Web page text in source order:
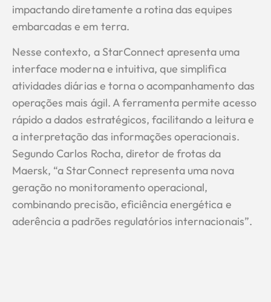
impactando diretamente a rotina das equipes
embarcadas e em terra.
Nesse contexto, a StarConnect apresenta uma
interface moderna e intuitiva, que simplifica
atividades diárias e torna o acompanhamento das
operações mais ágil. A ferramenta permite acesso
rápido a dados estratégicos, facilitando a leitura e
a interpretação das informações operacionais.
Segundo Carlos Rocha, diretor de frotas da
Maersk, “a StarConnect representa uma nova
geração no monitoramento operacional,
combinando precisão, eficiência energética e
aderência a padrões regulatórios internacionais”.